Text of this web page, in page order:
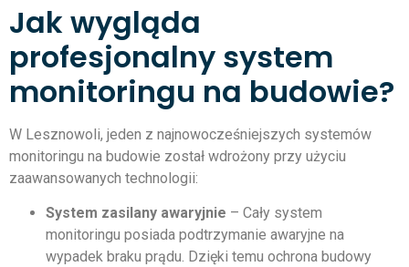
Jak wygląda
profesjonalny system
monitoringu na budowie?
W Lesznowoli, jeden z najnowocześniejszych systemów
monitoringu na budowie został wdrożony przy użyciu
zaawansowanych technologii:
System zasilany awaryjnie – Cały system
monitoringu posiada podtrzymanie awaryjne na
wypadek braku prądu. Dzięki temu ochrona budowy